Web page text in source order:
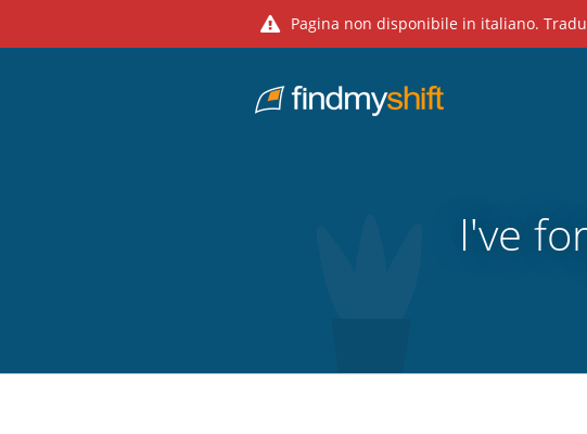
Pagina non disponibile in italiano.
Home
I've